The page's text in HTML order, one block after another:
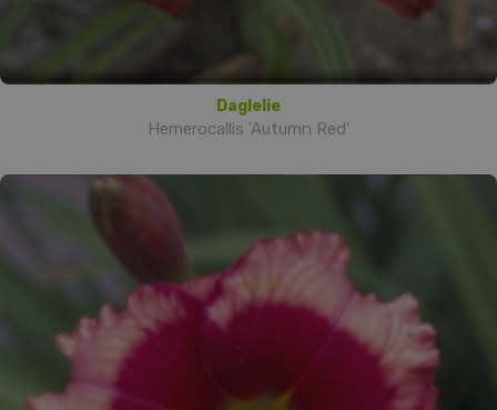
Daglelie
Hemerocallis 'Autumn Red'